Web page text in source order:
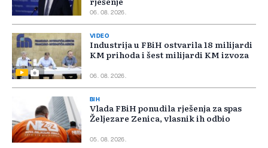
06. 08. 2026.
VIDEO
Industrija u FBiH ostvarila 18 milijardi
KM prihoda i šest milijardi KM izvoza
06. 08. 2026.
BIH
Vlada FBiH ponudila rješenja za spas
Željezare Zenica, vlasnik ih odbio
05. 08. 2026.